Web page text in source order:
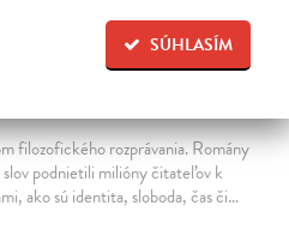
SÚHLASÍM
filozofického rozprávania. Romány
podnietili milióny čitateľov k
ako sú identita, sloboda, čas či…